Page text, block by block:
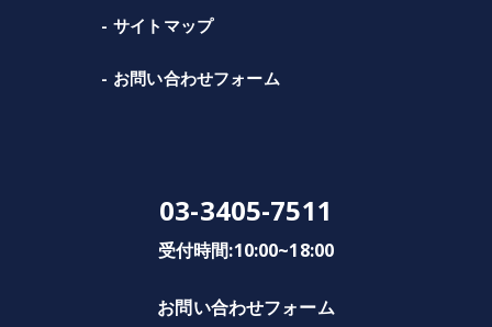
サイトマップ
お問い合わせフォーム
03-3405-7511
受付時間:10:00~18:00
お問い合わせフォーム